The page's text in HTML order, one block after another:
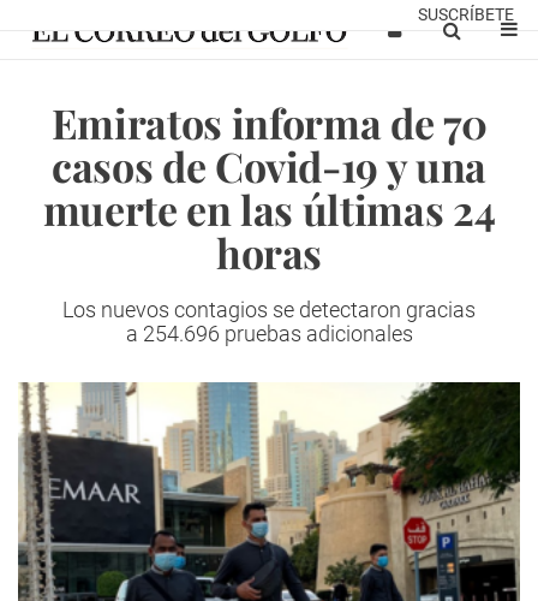
SUSCRÍBETE
Emiratos informa de 70
casos de Covid-19 y una
muerte en las últimas 24
horas
Los nuevos contagios se detectaron gracias
a 254.696 pruebas adicionales